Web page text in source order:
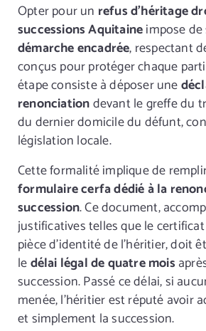
Opter pour un refus d’héritage
successions Aquitaineimpose
démarche encadrée, respectant
conçus pour protéger chaque
étape consiste à déposer une
renonciationdevant le greffe du
du dernier domicile du défunt,
législation locale.
Cette formalité implique de
formulaire cerfa dédié à la
succession. Ce document,
justificatives telles que le
pièce d’identité de l’héritier, doit
ledélai légal de quatre mois
succession. Passé ce délai, si
menée, l’héritier est réputé avoir
et simplement la succession.